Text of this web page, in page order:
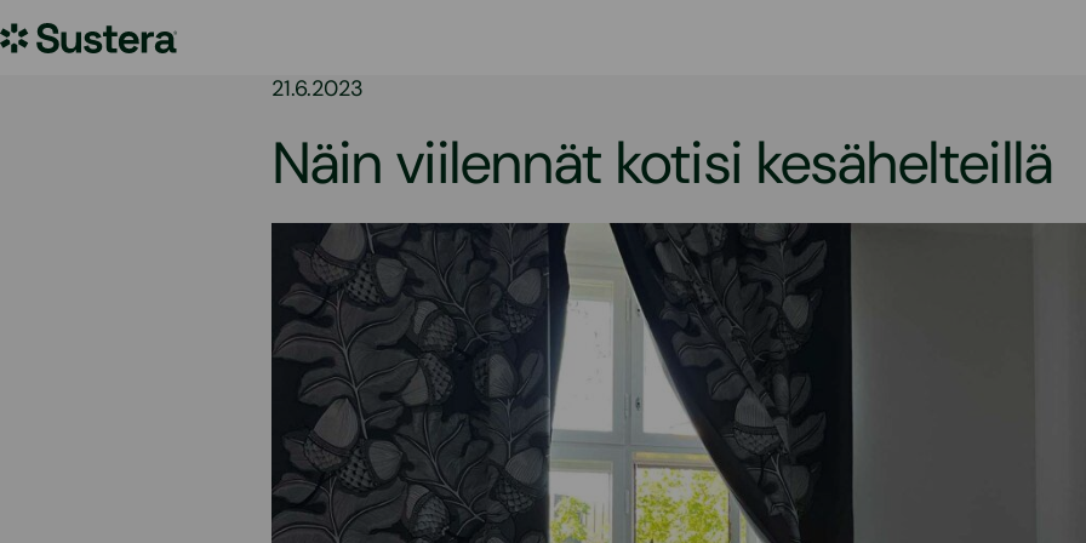
sisältöön
Sustera
21.6.2023
Näin viilennät kotisi kesähelteillä